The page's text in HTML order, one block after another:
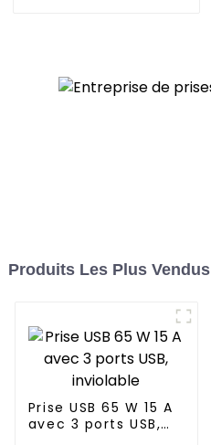
Produits Les Plus Vendus
Prise USB 65 W 15 A
avec 3 ports USB,